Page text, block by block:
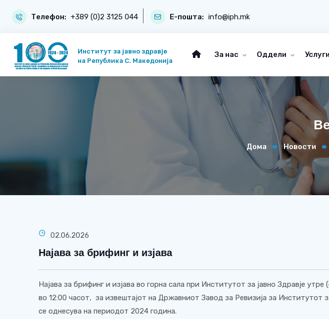
Телефон: +389 (0)2 3125 044 Е-пошта: info@iph.mk
Институт за јавно здравје
на Република С. Македонија
За нас Оддели Услуги
Дома Новости
02.06.2026
Најава за брифинг и изјава
Најава за брифинг и изјава во горна сала при Институтот за јавно Здравје
во 12:00 часот, за извештајот на Државниот Завод за Ревизија за Институтот
се однесува на периодот 2024 година.